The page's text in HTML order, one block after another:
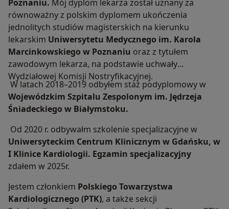
Poznaniu. Mój dyplom lekarza został uznany za
równoważny z polskim dyplomem ukończenia
jednolitych studiów magisterskich na kierunku
lekarskim Uniwersytetu Medycznego im. Karola
Marcinkowskiego w Poznaniu oraz z tytułem
zawodowym lekarza, na podstawie uchwały
Wydziałowej Komisji Nostryfikacyjnej.
W latach 2018–2019 odbyłem staż podyplomowy w
Wojewódzkim Szpitalu Zespolonym im. Jędrzeja
Śniadeckiego w Białymstoku.
Od 2020 r. odbywałm szkolenie specjalizacyjne w
Uniwersyteckim Centrum Klinicznym w Gdańsku, w
I Klinice Kardiologii. Egzamin specjalizacyjny
zdałem w 2025r.
Jestem członkiem Polskiego Towarzystwa
Kardiologicznego (PTK), a także sekcji